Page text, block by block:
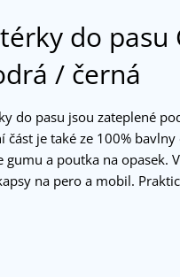
do pasu
/ černá
do pasu jsou zateplené
část je také ze 100% bavlny
gumu a poutka na opasek.
na pero a mobil.